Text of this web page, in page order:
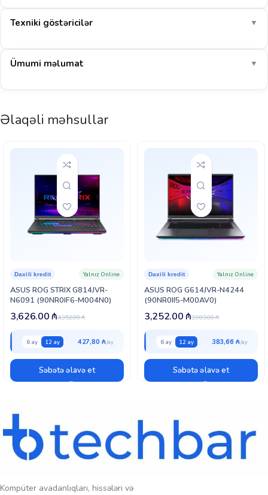
FPS
1440p (2K/2.5K)-də AAA oyunlarda orta ayarlarla ~44 FPS əldə
olunur. E-idman oyunları üçün güclü seçimdir (110+ FPS).
Göstərilən dəyərlər müstəqil benchmark nəticələrinin ortalamasına əsaslanan təxmini
aralıqlardır (yüksək ayarlar, DLSS/FSR olmadan). Real nəticə sistem konfiqurasiyası,
sürücü versiyası və oyunun özündən asılı olaraq dəyişə bilər. Noutbuk qrafik kartlarının
gücü modeldən (TGP) asılı olaraq fərqlənir.
Texniki göstəricilər ▼
Ümumi məlumat ▼
Əlaqəli məhsullar
ASUS ROG STRIX G814JVR-
N6091 (90NR0IF6-M004N0)
Daxili kredit Yalnız Online
4,352.00₼
3,626.00₼
6 ay 12 ay 427,80 ₼
Səbətə əlavə et
ASUS ROG G614JVR-N4244
(90NR0II5-M00AV0)
Daxili kredit Yalnız Online
3,903.00₼
3,252.00₼
6 ay 12 ay 383,66 ₼
Səbətə əlavə et
Kompüter avadanlıqları, hissələri və